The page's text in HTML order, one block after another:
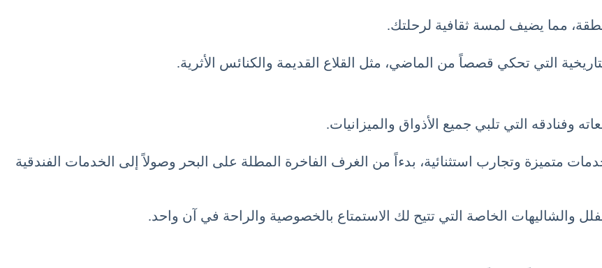
مما يضيف لمسة ثقافية لرحلتك.
التي تحكي قصصاً من الماضي، مثل القلاع القديمة والكنائس الأثرية.
وفنادقه التي تلبي جميع الأذواق والميزانيات.
متميزة وتجارب استثنائية، بدءاً من الغرف الفاخرة المطلة على البحر وصولاً إلى الخدمات الفندقية
والشاليهات الخاصة التي تتيح لك الاستمتاع بالخصوصية والراحة في آن واحد.